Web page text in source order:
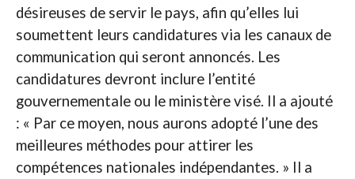
désireuses de servir le pays, afin qu’elles lui
soumettent leurs candidatures via les canaux de
communication qui seront annoncés. Les
candidatures devront inclure l’entité
gouvernementale ou le ministère visé. Il a ajouté
: « Par ce moyen, nous aurons adopté l’une des
meilleures méthodes pour attirer les
compétences nationales indépendantes. » Il a